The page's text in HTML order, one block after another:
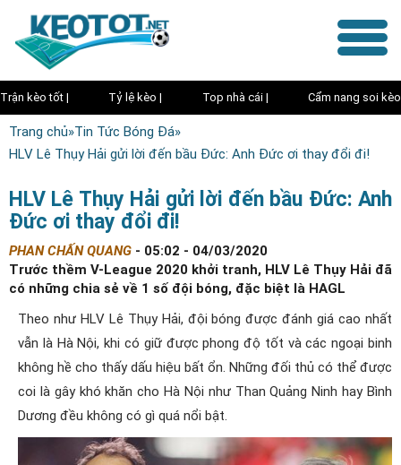
Trận kèo tốt | Tỷ lệ kèo | Top nhà cái | Cẩm nang soi kèo
Trang chủ»Tin Tức Bóng Đá»
HLV Lê Thụy Hải gửi lời đến bầu Đức: Anh Đức ơi thay đổi đi!
HLV Lê Thụy Hải gửi lời đến bầu Đức: Anh
Đức ơi thay đổi đi!
PHAN CHẤN QUANG - 05:02 - 04/03/2020
Trước thềm V-League 2020 khởi tranh, HLV Lê Thụy Hải đã
có những chia sẻ về 1 số đội bóng, đặc biệt là HAGL
Theo như HLV Lê Thụy Hải, đội bóng được đánh giá cao nhất
vẫn là Hà Nội, khi có giữ được phong độ tốt và các ngoại binh
không hề cho thấy dấu hiệu bất ổn. Những đối thủ có thể được
coi là gây khó khăn cho Hà Nội như Than Quảng Ninh hay Bình
Dương đều không có gì quá nổi bật.